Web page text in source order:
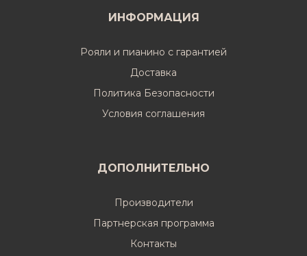
ИНФОРМАЦИЯ
Рояли и пианино с гарантией
Доставка
Политика Безопасности
Условия соглашения
ДОПОЛНИТЕЛЬНО
Производители
Партнерская программа
Контакты